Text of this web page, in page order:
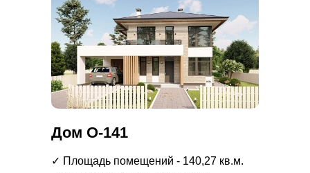
✓ Площадь помещений - 140,27 кв.м.
Дом О-141